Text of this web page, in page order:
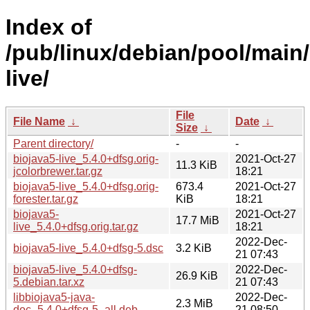
Index of
/pub/linux/debian/pool/
live/
File Name ↓
File
Size ↓
Date ↓
Parent directory/
-
-
biojava5-live_5.4.0+dfsg.orig-
jcolorbrewer.tar.gz
11.3 KiB
2021-Oct-27
18:21
biojava5-live_5.4.0+dfsg.orig-
forester.tar.gz
673.4
KiB
2021-Oct-27
18:21
biojava5-
live_5.4.0+dfsg.orig.tar.gz
17.7 MiB
2021-Oct-27
18:21
biojava5-live_5.4.0+dfsg-5.dsc
3.2 KiB
2022-Dec-
21 07:43
biojava5-live_5.4.0+dfsg-
5.debian.tar.xz
26.9 KiB
2022-Dec-
21 07:43
libbiojava5-java-
2.3 MiB
2022-Dec-